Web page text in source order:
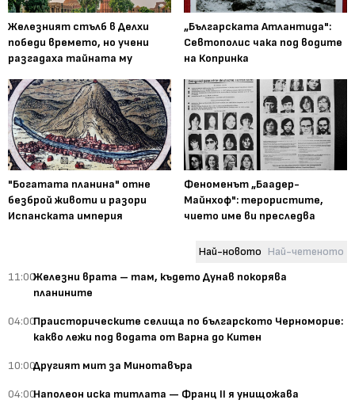
Железният стълб в Делхи
победи времето, но учени
разгадаха тайната му
„Българската Атлантида":
Севтополис чака под водите
на Копринка
"Богатата планина" отне
безброй животи и разори
Испанската империя
Феноменът „Баадер-
Майнхоф": терористите,
чието име ви преследва
Най-новото Най-четеното
11:00Железни врата – там, където Дунав покорява
планините
04:00Праисторическите селища по българското Черноморие:
какво лежи под водата от Варна до Китен
10:00Другият мит за Минотавъра
04:00Наполеон иска титлата — Франц II я унищожава